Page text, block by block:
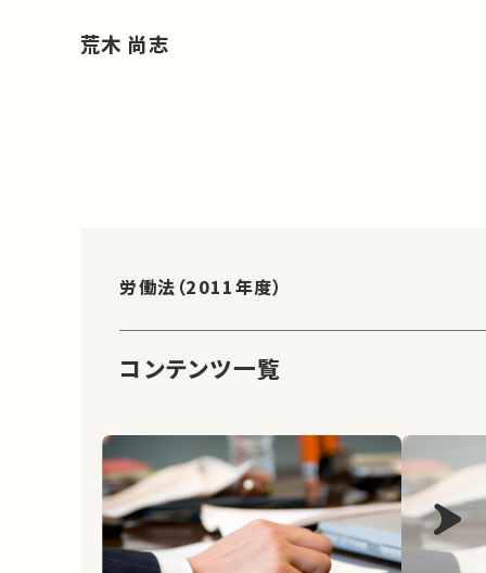
荒木 尚志
労働法（2011年度）
コンテンツ一覧